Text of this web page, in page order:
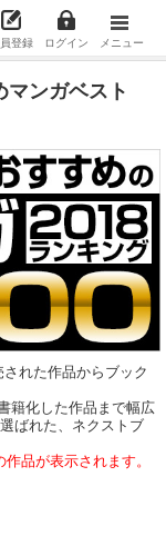
登録 ログイン メニュー
ンガベスト
れた作品からブック
籍化した作品まで幅広
ばれた、ネクストブ
品が表示されます。